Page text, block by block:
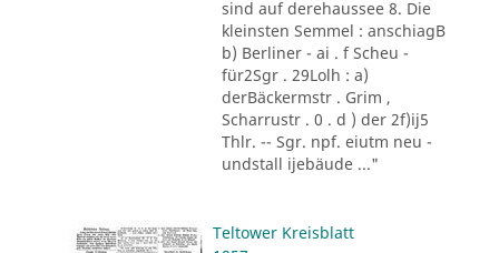
sind auf derehaussee 8. Die
kleinsten Semmel : anschiagB
b) Berliner - ai . f Scheu -
für2Sgr . 29Lolh : a)
derBäckermstr . Grim ,
Scharrustr . 0 . d ) der 2f)ij5
Thlr. -- Sgr. npf. eiutm neu -
undstall ijebäude ..."
Teltower Kreisblatt